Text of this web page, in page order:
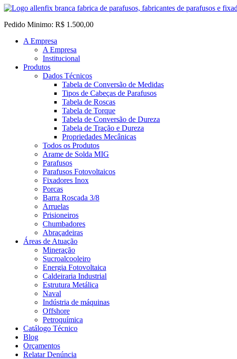
Pedido Minimo: R$ 1.500,00
A Empresa
A Empresa
Institucional
Produtos
Dados Técnicos
Tabela de Conversão de Medidas
Tipos de Cabeças de Parafusos
Tabela de Roscas
Tabela de Torque
Tabela de Conversão de Dureza
Tabela de Tração e Dureza
Propriedades Mecânicas
Todos os Produtos
Arame de Solda MIG
Parafusos
Parafusos Fotovoltaicos
Fixadores Inox
Porcas
Barra Roscada 3/8
Arruelas
Prisioneiros
Chumbadores
Abraçadeiras
Áreas de Atuação
Mineração
Sucroalcooleiro
Energia Fotovoltaica
Caldeiraria Industrial
Estrutura Metálica
Naval
Indústria de máquinas
Offshore
Petroquímica
Catálogo Técnico
Blog
Orçamentos
Relatar Denúncia